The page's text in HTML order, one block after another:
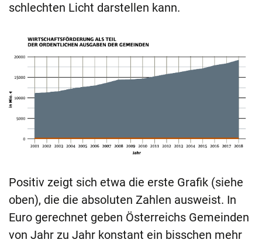
schlechten Licht darstellen kann.
Positiv zeigt sich etwa die erste Grafik (siehe
oben), die die absoluten Zahlen ausweist. In
Euro gerechnet geben Österreichs Gemeinden
von Jahr zu Jahr konstant ein bisschen mehr